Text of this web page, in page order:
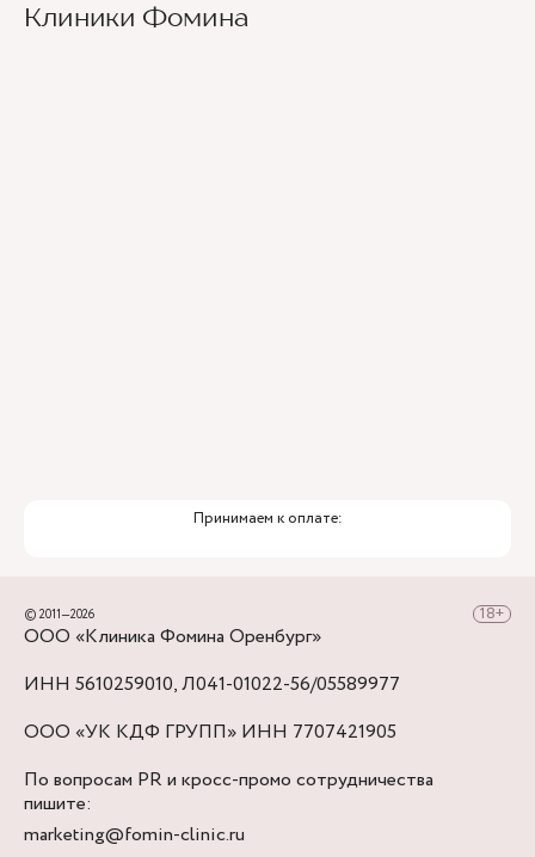
Клиники Фомина
Принимаем к оплате:
© 2011—2026
ООО «Клиника Фомина Оренбург»
ИНН 5610259010, Л041-01022-56/05589977
ООО «УК КДФ ГРУПП» ИНН 7707421905
По вопросам PR и кросс-промо сотрудничества
пишите:
marketing@fomin-clinic.ru